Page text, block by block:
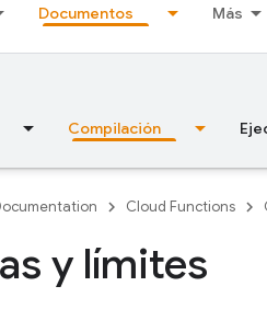
Documentos Más
Compilación
Cloud Functions
y límites